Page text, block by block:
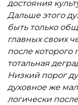
самобытность
истории,
и
равнодушными
труда. Первая
и решительный
достояния
Дальше этого
быть только
главных своих
после которого
тотальная
Низкий порог
духовное же
логически